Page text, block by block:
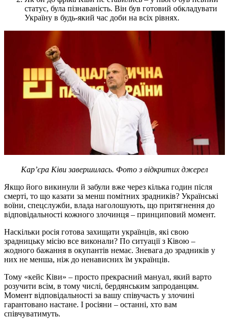
статус, була пізнаваність. Він був готовий обкладувати
Україну в будь-який час доби на всіх рівнях.
Кар’єра Ківи завершилась. Фото з відкритих джерел
Якщо його викинули й забули вже через кілька годин після
смерті, то що казати за менш помітних зрадників? Українські
воїни, спецслужби, влада наголошують, що притягнення до
відповідальності кожного злочинця – принциповий момент.
Наскільки росія готова захищати українців, які свою
зрадницьку місію все виконали? По ситуації з Ківою –
жодного бажання в окупантів немає. Зневага до зрадників у
них не менша, ніж до ненависних їм українців.
Тому «кейс Ківи» – просто прекрасний мануал, який варто
розучити всім, в тому числі, бердянським запроданцям.
Момент відповідальності за вашу співучасть у злочині
гарантовано настане. І росіяни – останні, хто вам
співчуватимуть.